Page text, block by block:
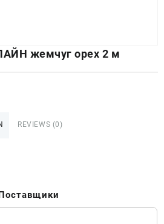
жемчуг орех 2 м
REVIEWS (0)
Поставщики